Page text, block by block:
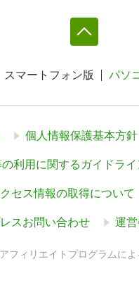
スマートフォン版 パソ
個人情報保護基本方針
利用に関するガイドライ
セス情報の取得について
スお問い合わせ 運
フィリエイトプログラムによ